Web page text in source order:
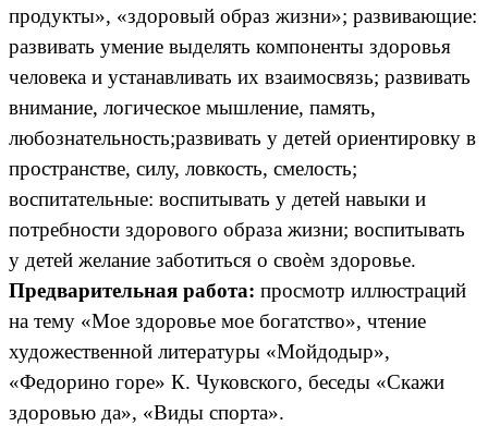
продукты», «здоровый образ жизни»; развивающие:
развивать умение выделять компоненты здоровья
человека и устанавливать их взаимосвязь; развивать
внимание, логическое мышление, память,
любознательность;развивать у детей ориентировку в
пространстве, силу, ловкость, смелость;
воспитательные: воспитывать у детей навыки и
потребности здорового образа жизни; воспитывать
у детей желание заботиться о своѐм здоровье.
Предварительная работа: просмотр иллюстраций
на тему «Мое здоровье мое богатство», чтение
художественной литературы «Мойдодыр»,
«Федорино горе» К. Чуковского, беседы «Скажи
здоровью да», «Виды спорта».